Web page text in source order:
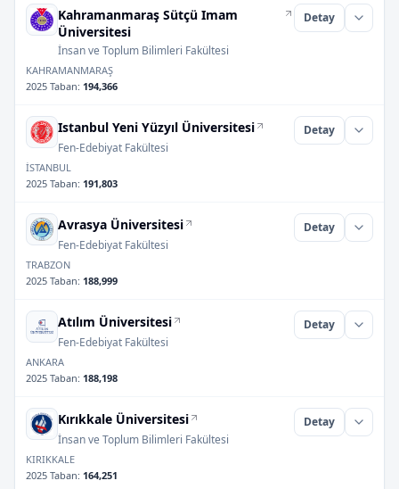
Kahramanmaraş Sütçü Imam
Üniversitesi
İnsan ve Toplum Bilimleri Fakültesi
Detay
KAHRAMANMARAŞ
2025 Taban: 194,366
Istanbul Yeni Yüzyıl Üniversitesi
Fen-Edebiyat Fakültesi
Detay
İSTANBUL
2025 Taban: 191,803
Avrasya Üniversitesi
Fen-Edebiyat Fakültesi
Detay
TRABZON
2025 Taban: 188,999
Atılım Üniversitesi
Fen-Edebiyat Fakültesi
Detay
ANKARA
2025 Taban: 188,198
Kırıkkale Üniversitesi
İnsan ve Toplum Bilimleri Fakültesi
Detay
KIRIKKALE
2025 Taban: 164,251